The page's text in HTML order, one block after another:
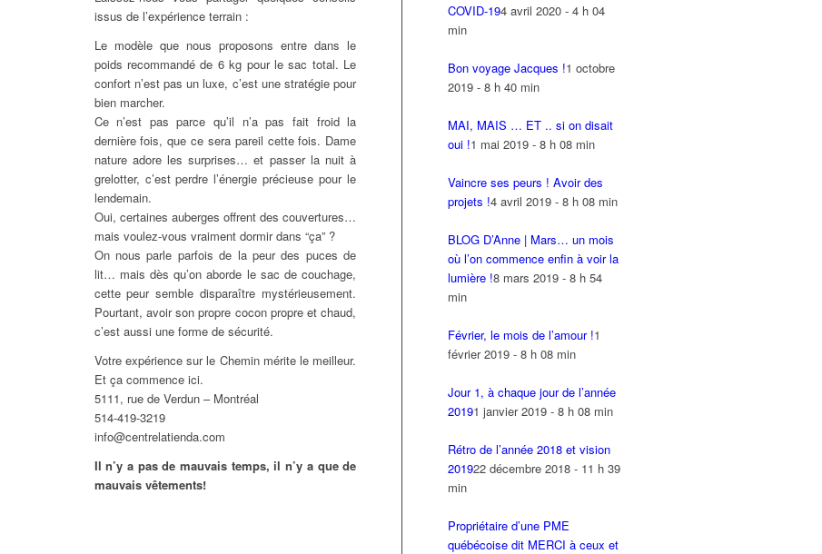
issus de l’expérience terrain :
Le modèle que nous proposons entre dans le
poids recommandé de 6 kg pour le sac total. Le
confort n’est pas un luxe, c’est une stratégie pour
bien marcher.
Ce n’est pas parce qu’il n’a pas fait froid la
dernière fois, que ce sera pareil cette fois. Dame
nature adore les surprises… et passer la nuit à
grelotter, c’est perdre l’énergie précieuse pour le
lendemain.
Oui, certaines auberges offrent des couvertures…
mais voulez-vous vraiment dormir dans “ça” ?
On nous parle parfois de la peur des puces de
lit… mais dès qu’on aborde le sac de couchage,
cette peur semble disparaître mystérieusement.
Pourtant, avoir son propre cocon propre et chaud,
c’est aussi une forme de sécurité.
Votre expérience sur le Chemin mérite le meilleur.
Et ça commence ici.
5111, rue de Verdun – Montréal
514-419-3219
info@centrelatienda.com
Il n’y a pas de mauvais temps, il n’y a que de
mauvais vêtements!
COVID-194 avril 2020 - 4 h 04
min
Bon voyage Jacques !1 octobre
2019 - 8 h 40 min
MAI, MAIS … ET .. si on disait
oui !1 mai 2019 - 8 h 08 min
Vaincre ses peurs ! Avoir des
projets !4 avril 2019 - 8 h 08 min
BLOG D’Anne | Mars… un mois
où l’on commence enfin à voir la
lumière !8 mars 2019 - 8 h 54
min
Février, le mois de l’amour !1
février 2019 - 8 h 08 min
Jour 1, à chaque jour de l’année
20191 janvier 2019 - 8 h 08 min
Rétro de l’année 2018 et vision
201922 décembre 2018 - 11 h 39
min
Propriétaire d’une PME
québécoise dit MERCI à ceux et